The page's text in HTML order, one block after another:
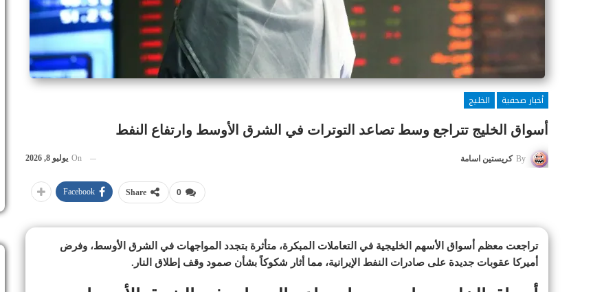
أخبار صحفية
الخليج
أسواق الخليج تتراجع وسط تصاعد التوترات في الشرق الأوسط وارتفاع النفط
By كريستين اسامة On يوليو 8, 2026
0
Share
Facebook
تراجعت معظم أسواق الأسهم الخليجية في التعاملات المبكرة، متأثرة بتجدد المواجهات في الشرق الأوسط، وفرض
أميركا عقوبات جديدة على صادرات النفط الإيرانية، مما أثار شكوكاً بشأن صمود وقف إطلاق النار.